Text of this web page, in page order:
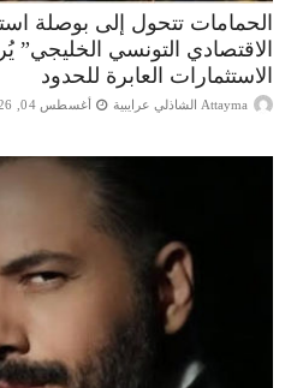
الحمامات تتحول إلى بوصلة
الاقتصادي التونسي
الاستثمارات العابرة للحدود
Attayma الشاذلي عرايبية أغسطس 04, 2026